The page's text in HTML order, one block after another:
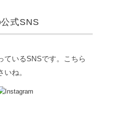
式SNS
ているSNSです。こちら
いね。